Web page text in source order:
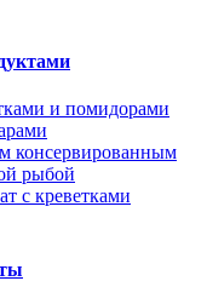
и помидорами
консервированным
рыбой
с креветками